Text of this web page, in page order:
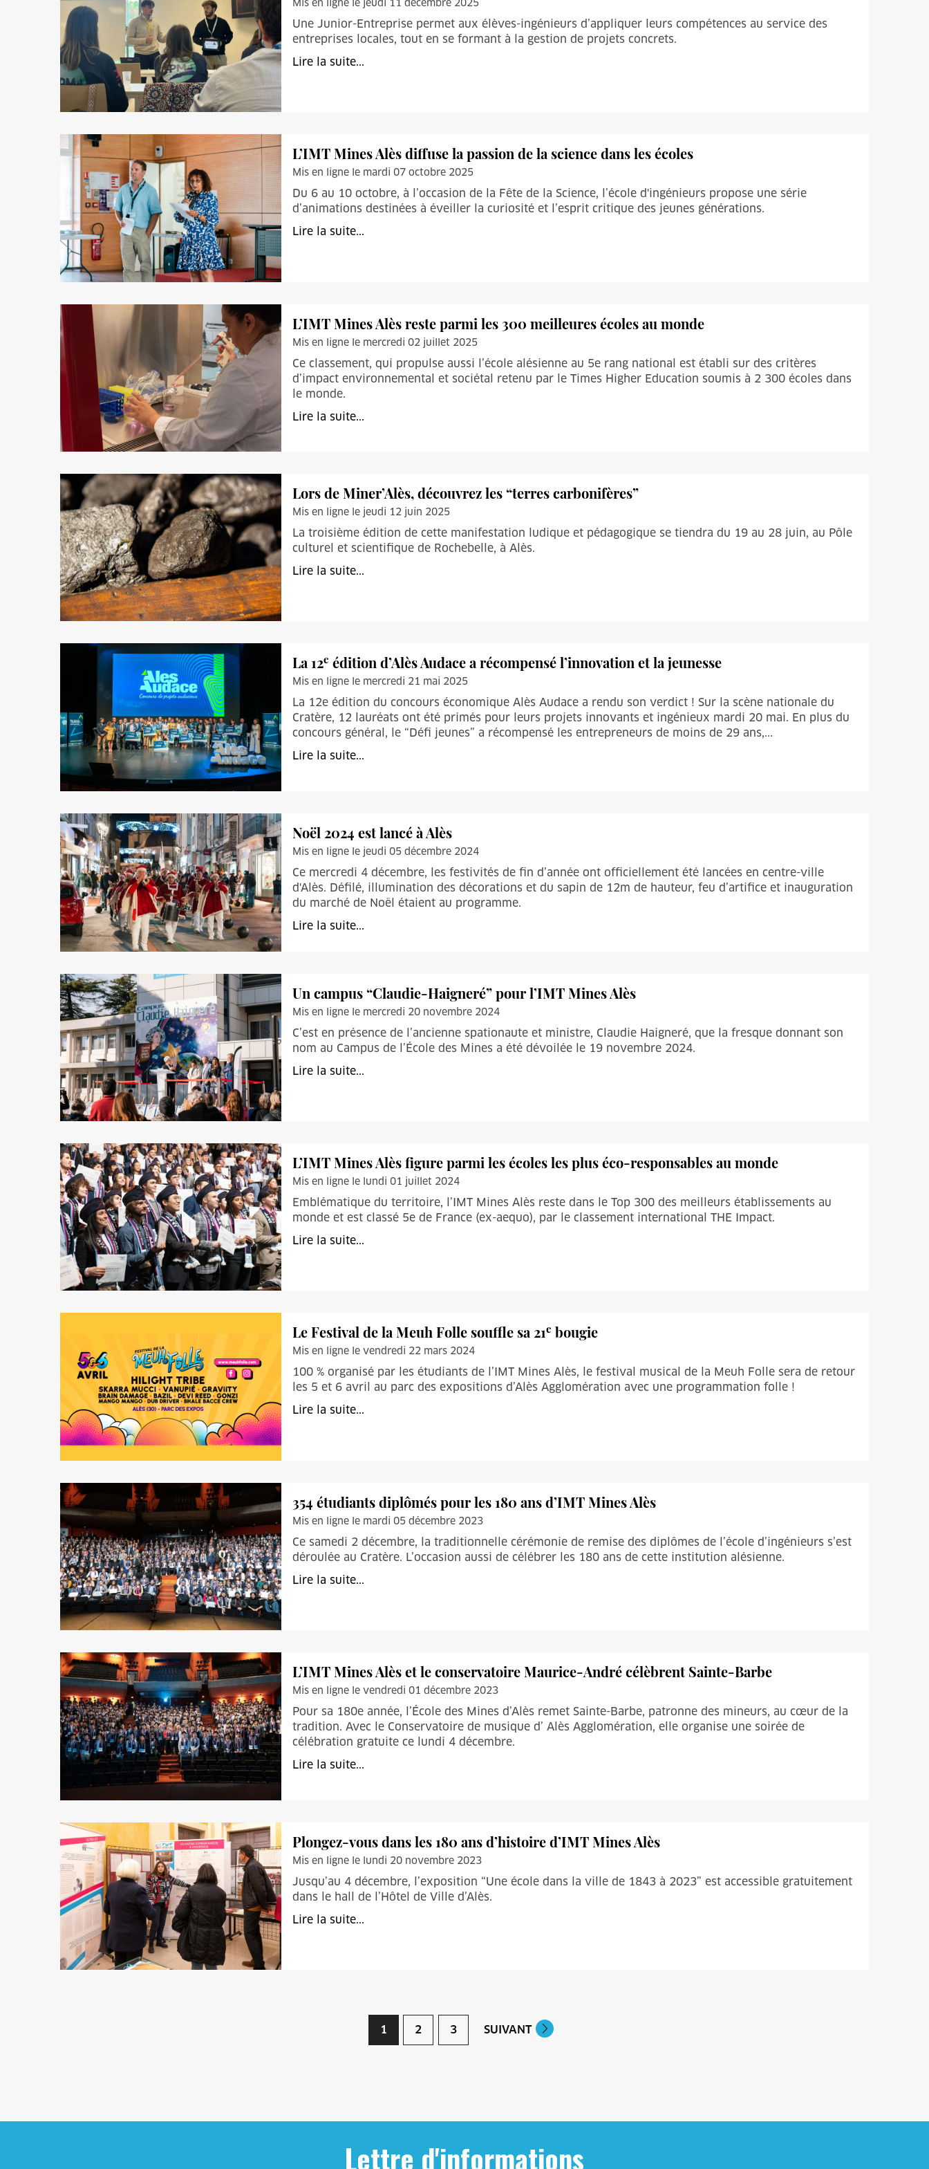
Mis en ligne le jeudi 11 décembre 2025
Une Junior-Entreprise permet aux élèves-ingénieurs d’appliquer leurs compétences au service des
entreprises locales, tout en se formant à la gestion de projets concrets.
Lire la suite...
L’IMT Mines Alès diffuse la passion de la science dans les écoles
Mis en ligne le mardi 07 octobre 2025
Du 6 au 10 octobre, à l’occasion de la Fête de la Science, l’école d'ingénieurs propose une série
d’animations destinées à éveiller la curiosité et l’esprit critique des jeunes générations.
Lire la suite...
L’IMT Mines Alès reste parmi les 300 meilleures écoles au monde
Mis en ligne le mercredi 02 juillet 2025
Ce classement, qui propulse aussi l’école alésienne au 5e rang national est établi sur des critères
d’impact environnemental et sociétal retenu par le Times Higher Education soumis à 2 300 écoles dans
le monde.
Lire la suite...
Lors de Miner’Alès, découvrez les “terres carbonifères”
Mis en ligne le jeudi 12 juin 2025
La troisième édition de cette manifestation ludique et pédagogique se tiendra du 19 au 28 juin, au Pôle
culturel et scientifique de Rochebelle, à Alès.
Lire la suite...
La 12e édition d’Alès Audace a récompensé l’innovation et la jeunesse
Mis en ligne le mercredi 21 mai 2025
La 12e édition du concours économique Alès Audace a rendu son verdict ! Sur la scène nationale du
Cratère, 12 lauréats ont été primés pour leurs projets innovants et ingénieux mardi 20 mai. En plus du
concours général, le “Défi jeunes” a récompensé les entrepreneurs de moins de 29 ans,...
Lire la suite...
Noël 2024 est lancé à Alès
Mis en ligne le jeudi 05 décembre 2024
Ce mercredi 4 décembre, les festivités de fin d’année ont officiellement été lancées en centre-ville
d'Alès. Défilé, illumination des décorations et du sapin de 12m de hauteur, feu d’artifice et inauguration
du marché de Noël étaient au programme.
Lire la suite...
Un campus “Claudie-Haigneré” pour l’IMT Mines Alès
Mis en ligne le mercredi 20 novembre 2024
C’est en présence de l’ancienne spationaute et ministre, Claudie Haigneré, que la fresque donnant son
nom au Campus de l’École des Mines a été dévoilée le 19 novembre 2024.
Lire la suite...
L’IMT Mines Alès figure parmi les écoles les plus éco-responsables au monde
Mis en ligne le lundi 01 juillet 2024
Emblématique du territoire, l’IMT Mines Alès reste dans le Top 300 des meilleurs établissements au
monde et est classé 5e de France (ex-aequo), par le classement international THE Impact.
Lire la suite...
Le Festival de la Meuh Folle souffle sa 21e bougie
Mis en ligne le vendredi 22 mars 2024
100 % organisé par les étudiants de l’IMT Mines Alès, le festival musical de la Meuh Folle sera de retour
les 5 et 6 avril au parc des expositions d’Alès Agglomération avec une programmation folle !
Lire la suite...
354 étudiants diplômés pour les 180 ans d’IMT Mines Alès
Mis en ligne le mardi 05 décembre 2023
Ce samedi 2 décembre, la traditionnelle cérémonie de remise des diplômes de l’école d’ingénieurs s’est
déroulée au Cratère. L’occasion aussi de célébrer les 180 ans de cette institution alésienne.
Lire la suite...
L’IMT Mines Alès et le conservatoire Maurice-André célèbrent Sainte-Barbe
Mis en ligne le vendredi 01 décembre 2023
Pour sa 180e année, l’École des Mines d’Alès remet Sainte-Barbe, patronne des mineurs, au cœur de la
tradition. Avec le Conservatoire de musique d’ Alès Agglomération, elle organise une soirée de
célébration gratuite ce lundi 4 décembre.
Lire la suite...
Plongez-vous dans les 180 ans d’histoire d’IMT Mines Alès
Mis en ligne le lundi 20 novembre 2023
Jusqu’au 4 décembre, l’exposition “Une école dans la ville de 1843 à 2023” est accessible gratuitement
dans le hall de l’Hôtel de Ville d’Alès.
Lire la suite...
1 2 3 SUIVANT
Lettre d'informations